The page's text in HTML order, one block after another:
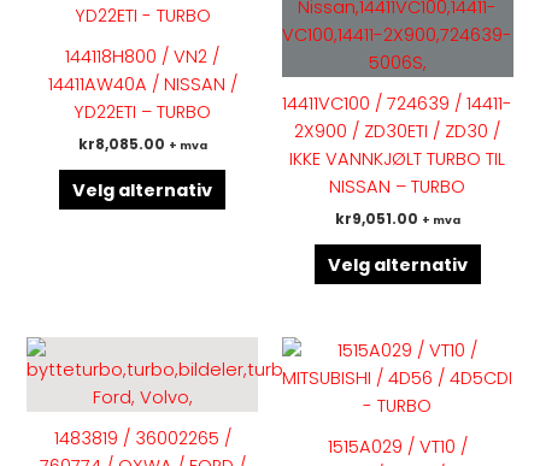
144118H800 / VN2 /
14411AW40A / NISSAN /
YD22ETI – TURBO
kr8,085.00 + mva
Velg alternativ
varianter.
Alternativene
produktsiden
14411VC100 / 724639 / 14411-
2X900 / ZD30ETI / ZD30 /
IKKE VANNKJØLT TURBO TIL
NISSAN – TURBO
kr9,051.00 + mva
Velg alternativ
har
flere
kan
velges
1483819 / 36002265 /
produktet
flere
varianter.
1515A029 / VT10 /